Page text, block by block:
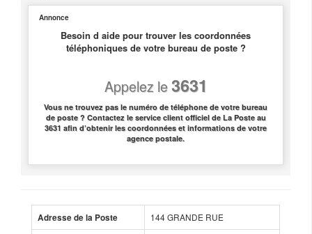
Annonce
Besoin d aide pour trouver les coordonnées
téléphoniques de votre bureau de poste ?
Appelez le3631
Vous ne trouvez pas le numéro de téléphone de votre bureau
de poste ? Contactez le service client officiel de La Poste au
3631 afin d’obtenir les coordonnées et informations de votre
agence postale.
Adresse de la Poste 144 GRANDE RUE